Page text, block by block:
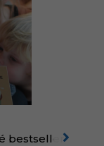
mooiste
liefde en
die
voelt je
bestseller